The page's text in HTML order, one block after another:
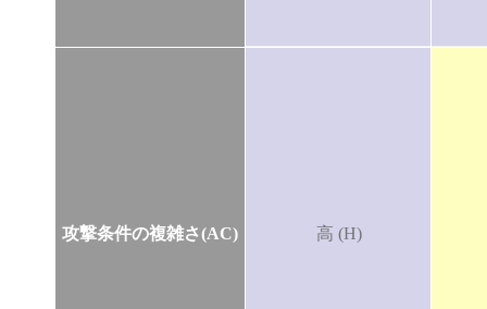
攻撃条件の複雑さ(AC) 高 (H)